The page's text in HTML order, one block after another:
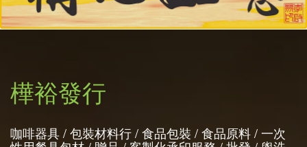
樺裕發行
咖啡器具 / 包裝材料行 / 食品包裝 / 食品原料 / 一次